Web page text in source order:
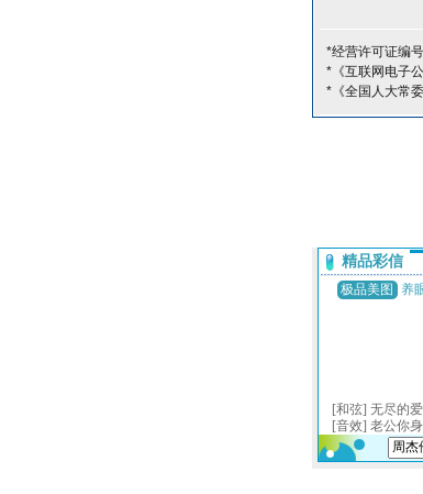
*经营许可证编
*《互联网电子
*《全国人大常